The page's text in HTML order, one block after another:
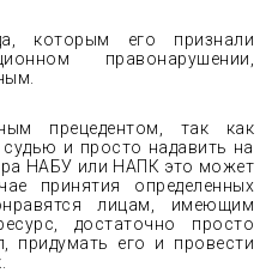
которым его признали
правонарушении,
прецедентом, так как
и просто надавить на
НАБУ или НАПК это может
принятия определенных
лицам, имеющим
достаточно просто
придумать его и провести